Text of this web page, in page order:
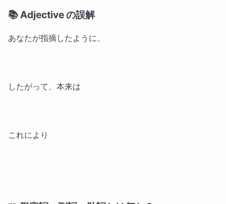
📚 Adjective の誤解
あなたが指摘したように、
したがって、本来は
これにより